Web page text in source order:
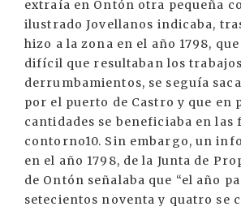
extraía en Ontón otra pequeña
ilustrado Jovellanos indicaba,
hizo a la zona en el año 1798,
difícil que resultaban los
derrumbamientos, se seguía
por el puerto de Castro y que en
cantidades se beneficiaba en
contorno10. Sin embargo, un
en el año 1798, de la Junta de
de Ontón señalaba que “el año
setecientos noventa y quatro se